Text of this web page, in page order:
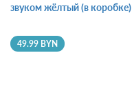
звуком жёлтый (в коробке)
49.99 BYN